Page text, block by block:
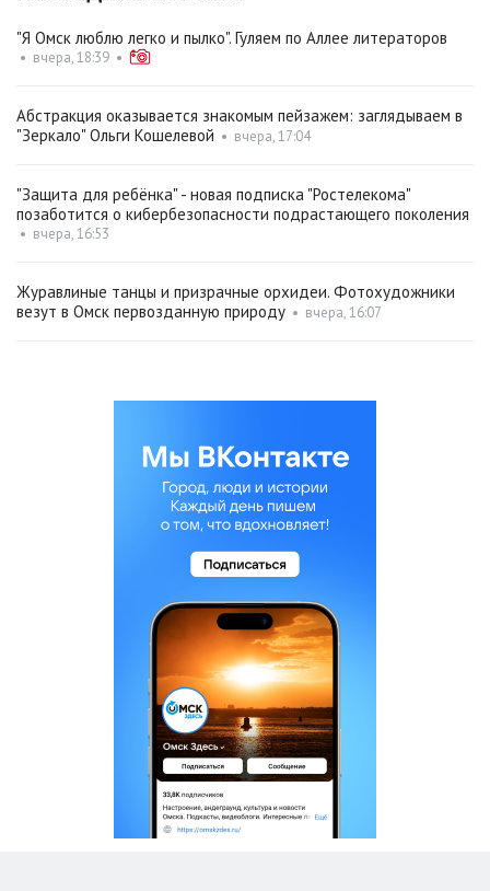
"Я Омск люблю легко и пылко". Гуляем по Аллее литераторов
• вчера, 18:39 •
Абстракция оказывается знакомым пейзажем: заглядываем в
"Зеркало" Ольги Кошелевой • вчера, 17:04
"Защита для ребёнка" - новая подписка "Ростелекома"
позаботится о кибербезопасности подрастающего поколения
• вчера, 16:53
Журавлиные танцы и призрачные орхидеи. Фотохудожники
везут в Омск первозданную природу • вчера, 16:07